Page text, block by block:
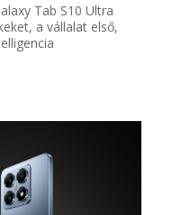
Tab S10 Ultra
a vállalat első,